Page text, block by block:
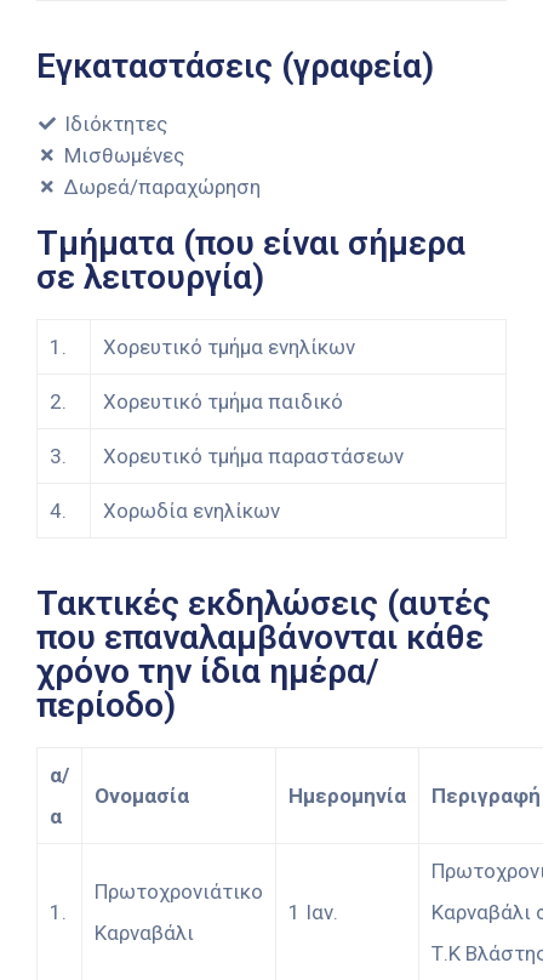
Εγκαταστάσεις (γραφεία)
Ιδιόκτητες
Μισθωμένες
Δωρεά/παραχώρηση
Τμήματα (που είναι σήμερα
σε λειτουργία)
1. Χορευτικό τμήμα ενηλίκων
2. Χορευτικό τμήμα παιδικό
3. Χορευτικό τμήμα παραστάσεων
4. Χορωδία ενηλίκων
Τακτικές εκδηλώσεις (αυτές
που επαναλαμβάνονται κάθε
χρόνο την ίδια ημέρα/
περίοδο)
α/
α
Ονομασία Ημερομηνία Περιγραφή
1.
Πρωτοχρονιάτικο
Καρναβάλι
1 Ιαν.
Καρναβάλι
Τ.Κ